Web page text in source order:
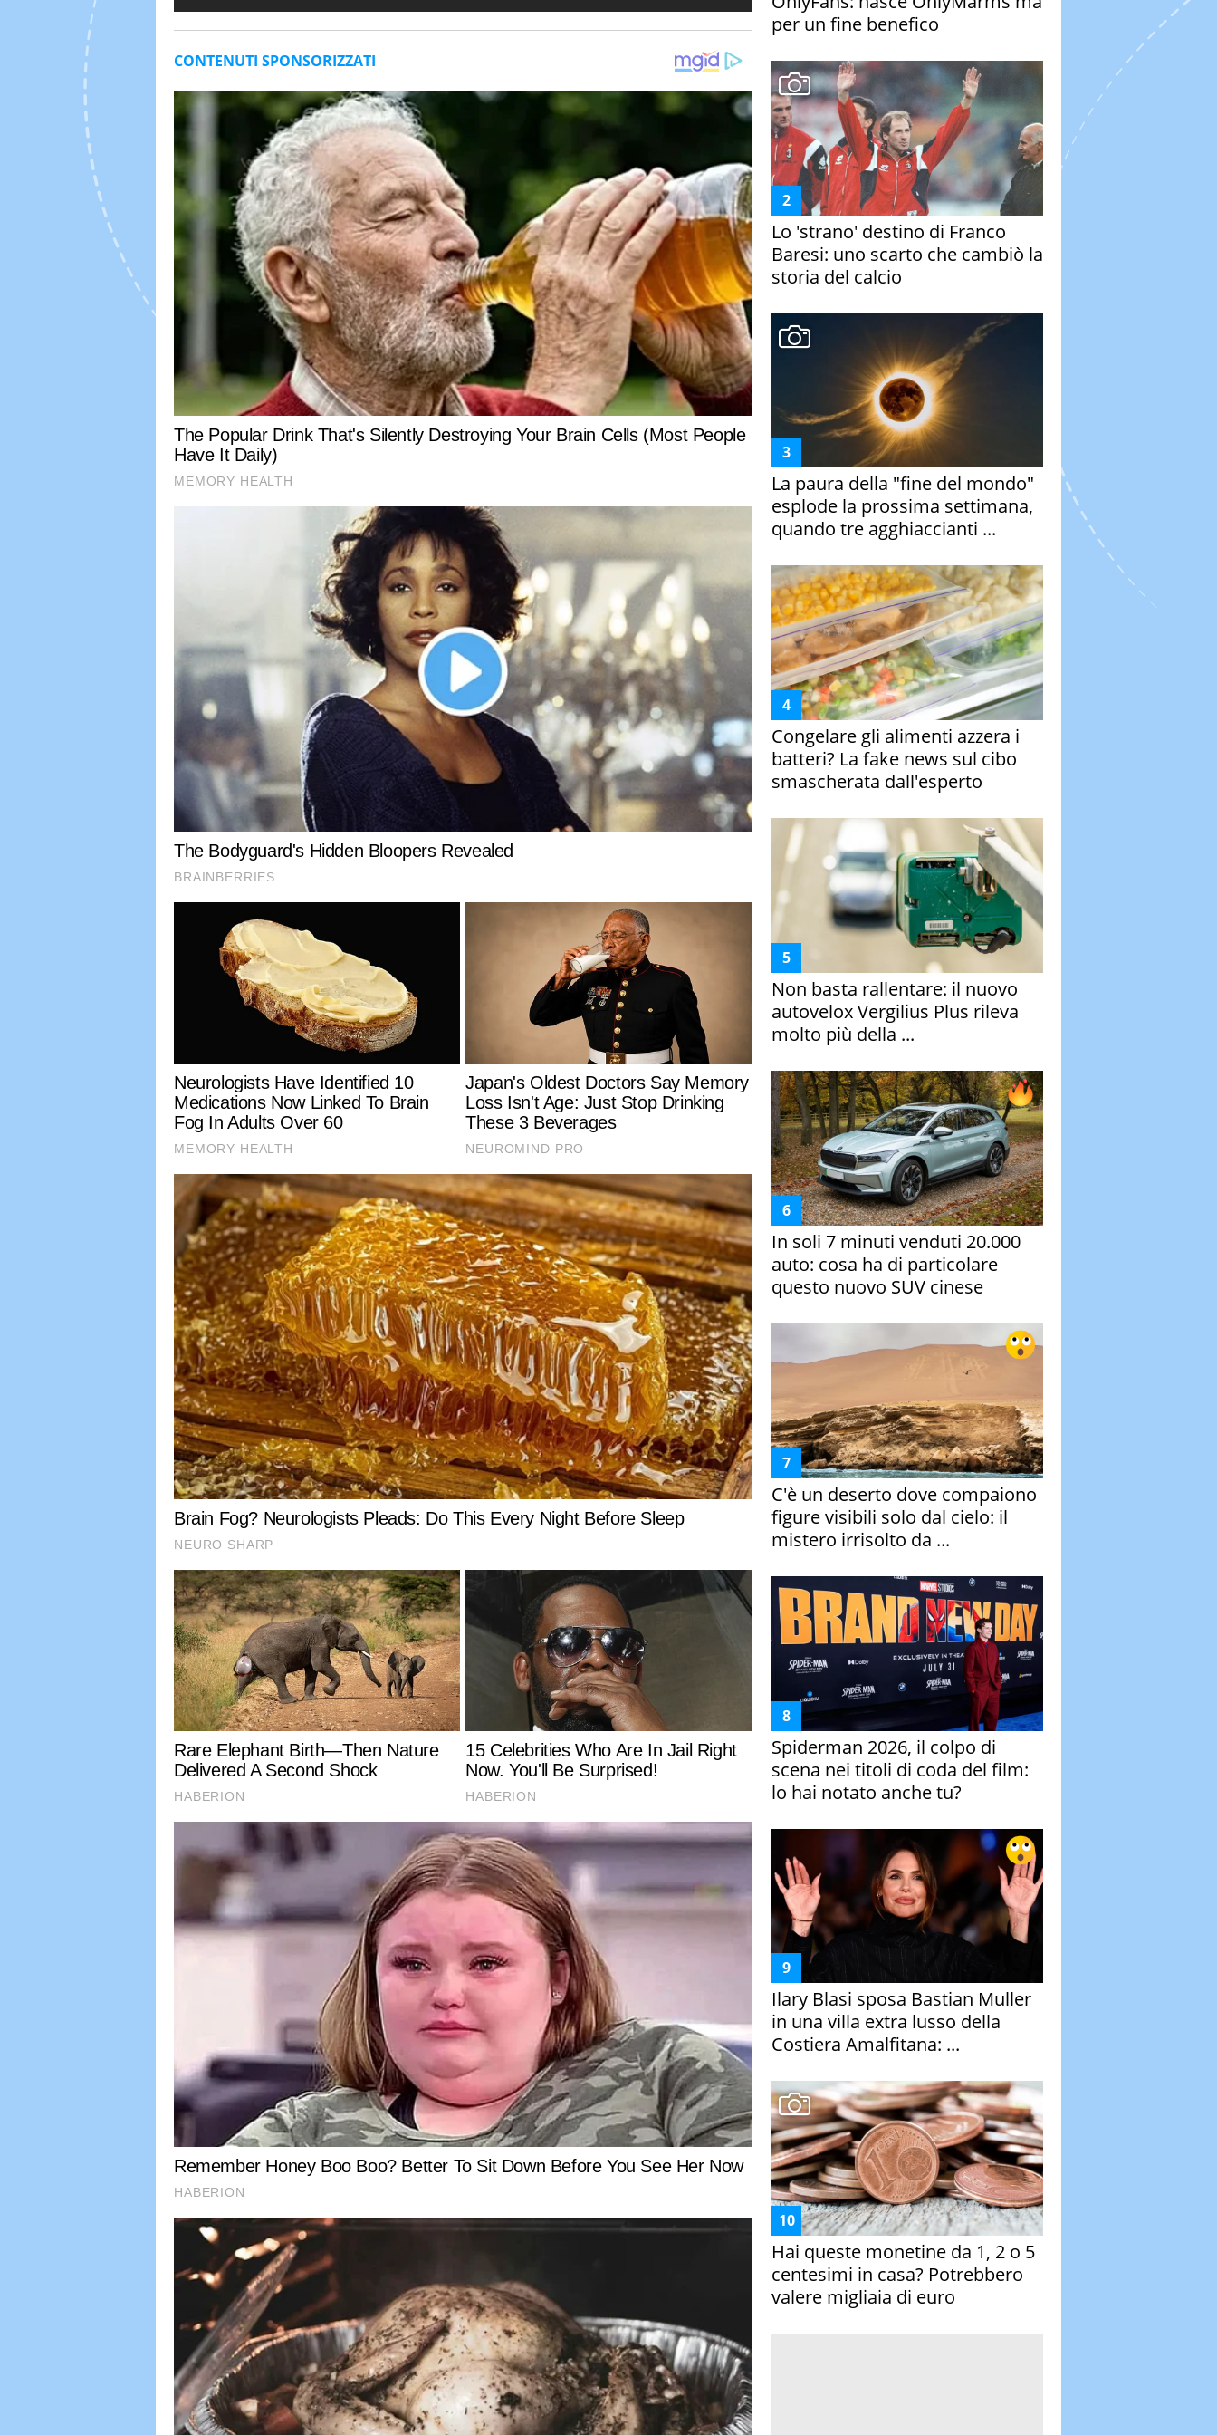
per un fine benefico
Lo 'strano' destino di Franco
Baresi: uno scarto che cambiò la
storia del calcio
La paura della "fine del mondo"
esplode la prossima settimana,
quando tre agghiaccianti ...
Congelare gli alimenti azzera i
batteri? La fake news sul cibo
smascherata dall'esperto
Non basta rallentare: il nuovo
autovelox Vergilius Plus rileva
molto più della ...
In soli 7 minuti venduti 20.000
auto: cosa ha di particolare
questo nuovo SUV cinese
C'è un deserto dove compaiono
figure visibili solo dal cielo: il
mistero irrisolto da ...
Spiderman 2026, il colpo di
scena nei titoli di coda del film:
lo hai notato anche tu?
Ilary Blasi sposa Bastian Muller
in una villa extra lusso della
Costiera Amalfitana: ...
Hai queste monetine da 1, 2 o 5
centesimi in casa? Potrebbero
valere migliaia di euro